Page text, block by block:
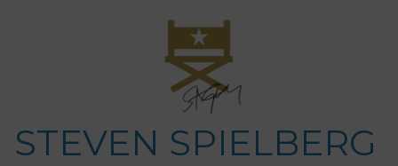
STEVEN SPIELBERG